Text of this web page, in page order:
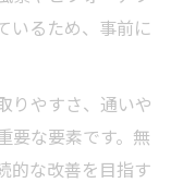
いるため、事前に
りやすさ、通いや
要な要素です。無
的な改善を目指す